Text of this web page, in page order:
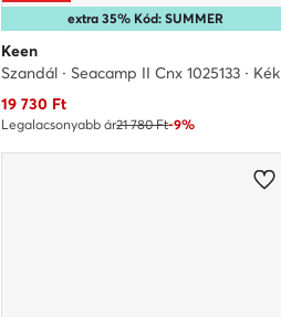
extra 35% Kód: SUMMER
Keen
Szandál · Seacamp II Cnx 1025133 · Kék
Aktuális ár
19 730 Ft
Legalacsonyabb ár21 780 Ft-9%